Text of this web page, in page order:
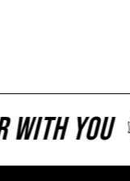
You